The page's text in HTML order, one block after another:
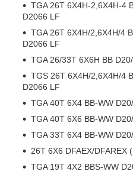
TGA 26T 6X4H-2,6X4H-4
D2066 LF
TGA 26T 6X4H/2,6X4H/4
D2066 LF
TGA 26/33T 6X6H BB
TGS 26T 6X4H/2,6X4H/4
D2066 LF
TGA 40T 6X4 BB-WW
TGA 40T 6X6 BB-WW
TGA 33T 6X4 BB-WW
26T 6X6 DFAEX/
TGA 19T 4X2 BBS-WW